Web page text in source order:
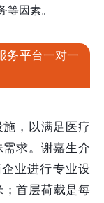
因素。
务平台一对一
，以满足医疗
求。谢嘉生介
业进行专业设
首层荷载是每